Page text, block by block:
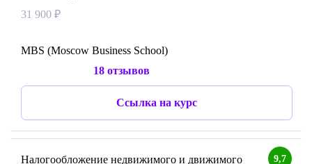
31 900 ₽
MBS (Moscow Business School)
18 отзывов
Ссылка на курс
9,7
Налогообложение недвижимого и движимого